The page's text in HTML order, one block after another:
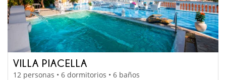
VILLA PIACELLA
12 personas • 6 dormitorios • 6 baños